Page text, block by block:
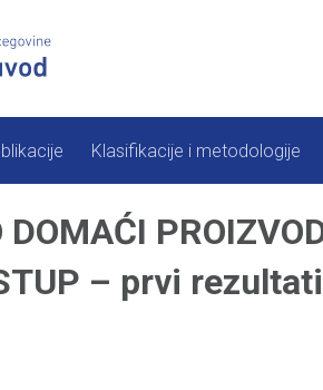
Klasifikacije i metodologije
DOMAĆI
– prvi rezultati